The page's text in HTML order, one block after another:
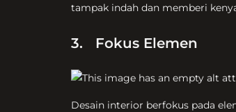
tampak indah dan memberi
3. Fokus Elemen
Desain interior berfokus pada